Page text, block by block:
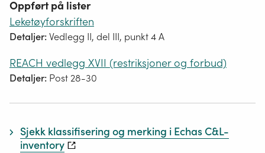
Oppført på lister
Leketøyforskriften
Detaljer:Vedlegg II, del III, punkt 4 A
REACH vedlegg XVII (restriksjoner og forbud)
Detaljer: Post 28-30
Sjekk klassifisering og merking i Echas C&L-
inventory